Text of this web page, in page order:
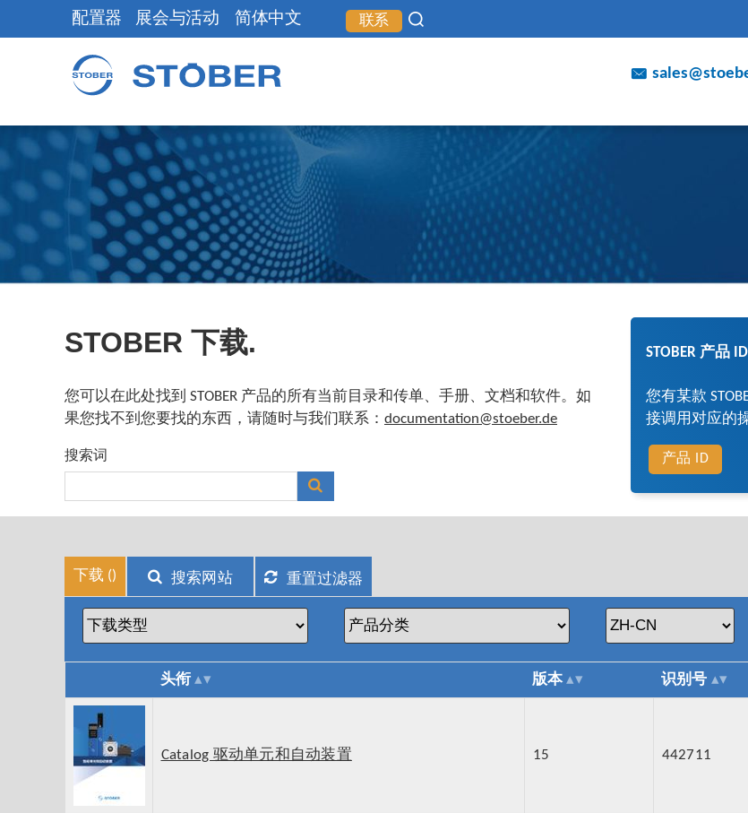
配置器 展会与活动 简体中文 联系
STOBER 下载.
您可以在此处找到 STOBER 产品的所有当前目录和传单、手册、文档和软件。如
果您找不到您要找的东西，请随时与我们联系： documentation@stoeber.de
搜索词
STOBER 产品 ID
您有某款
接调用对应的
产品 ID
下载 () 搜索网站 重置过滤器
头衔 版本 识别号
Catalog 驱动单元和自动装置 15 442711